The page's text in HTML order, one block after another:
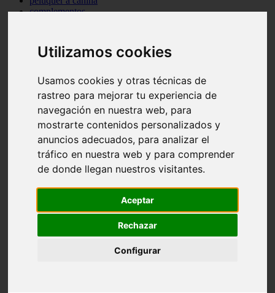
Utilizamos cookies
Usamos cookies y otras técnicas de
rastreo para mejorar tu experiencia de
navegación en nuestra web, para
mostrarte contenidos personalizados y
anuncios adecuados, para analizar el
tráfico en nuestra web y para comprender
de donde llegan nuestros visitantes.
Aceptar
Rechazar
Configurar
complementos
protagonistas
reptiles
adopci n
higiene
snacks
acuario
comercios
estanques
viajar
cr a
especies invasoras